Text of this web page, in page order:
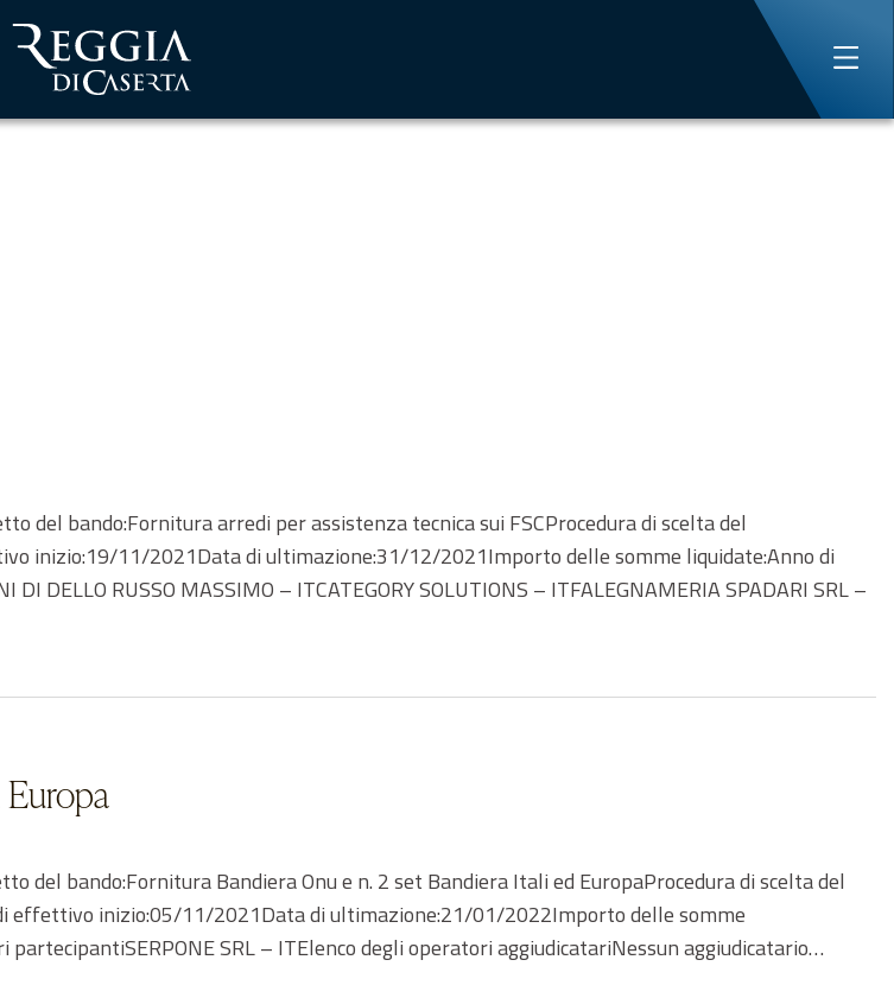
del bando:Fornitura arredi per assistenza tecnica sui FSCProcedura di scelta del
inizio:19/11/2021Data di ultimazione:31/12/2021Importo delle somme liquidate:Anno di
RUSSO MASSIMO – ITCATEGORY SOLUTIONS – ITFALEGNAMERIA SPADARI SRL –
del bando:Fornitura Bandiera Onu e n. 2 set Bandiera Itali ed EuropaProcedura di scelta del
inizio:05/11/2021Data di ultimazione:21/01/2022Importo delle somme
SRL – ITElenco degli operatori aggiudicatariNessun aggiudicatario…